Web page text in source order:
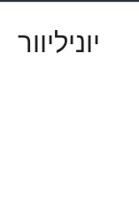
יוניליוור